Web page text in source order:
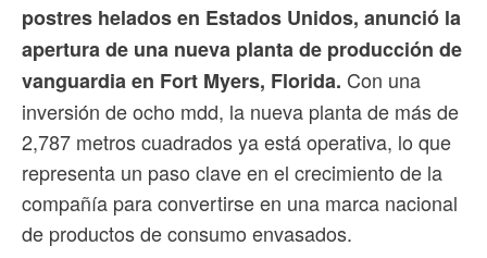
postres helados en Estados Unidos, anunció la
apertura de una nueva planta de producción de
vanguardia en Fort Myers, Florida. Con una
inversión de ocho mdd, la nueva planta de más de
2,787 metros cuadrados ya está operativa, lo que
representa un paso clave en el crecimiento de la
compañía para convertirse en una marca nacional
de productos de consumo envasados.